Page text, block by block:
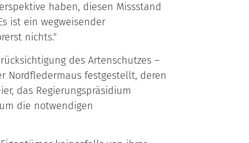
haben, diesen Missstand
ist ein wegweisender
nichts."
des Artenschutzes –
Nordfledermaus festgestellt, deren
das Regierungspräsidium
die notwendigen